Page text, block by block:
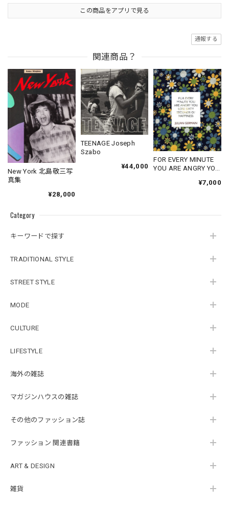
Category
キーワードで探す
TRADITIONAL STYLE
STREET STYLE
MODE
CULTURE
LIFESTYLE
海外の雑誌
マガジンハウスの雑誌
その他のファッション誌
ファッション 関連書籍
ART & DESIGN
雑貨
この商品をアプリで見る
通報する
関連商品？
New York 北島敬三写
真集
¥28,000
TEENAGE Joseph
Szabo
¥44,000
FOR EVERY MINUTE
YOU ARE ANGRY YOU
¥7,000